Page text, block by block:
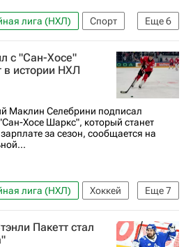
Еще6
лига (НХЛ)
Спорт
Варвара Субботина
Каролина Харрикейнз
с "Сан-Хосе"
в истории НХЛ
Маклин Селебрини подписал
Хосе Шаркс", который станет
за сезон, сообщается на
Еще7
лига (НХЛ)
Хоккей
Сидни Кросби
Шаркс
Пакетт стал